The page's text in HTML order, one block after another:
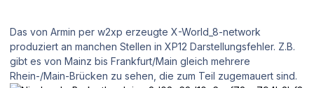
Das von Armin per w2xp erzeugte X-World_8-network
produziert an manchen Stellen in XP12 Darstellungsfehler. Z.B.
gibt es von Mainz bis Frankfurt/Main gleich mehrere
Rhein-/Main-Brücken zu sehen, die zum Teil zugemauert sind.